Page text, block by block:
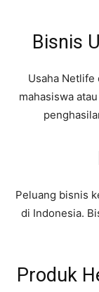
Bisnis
Usaha Netlife
mahasiswa
Peluang bisnis
di Indonesia.
Produk